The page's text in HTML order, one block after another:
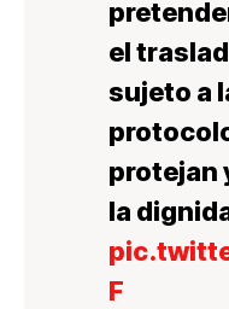
el
sujeto a
protejan
la
F